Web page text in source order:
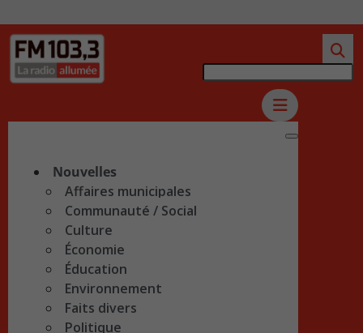
Nouvelles
Affaires municipales
Communauté / Social
Culture
Économie
Éducation
Environnement
Faits divers
Politique